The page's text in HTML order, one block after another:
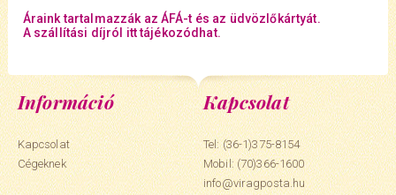
Áraink tartalmazzák az ÁFÁ-t és az üdvözlőkártyát.
A szállítási díjról itt tájékozódhat.
Információ
Kapcsolat
Cégeknek
Kapcsolat
Tel: (36-1)375-8154
Mobil:(70)366-1600
info@viragposta.hu